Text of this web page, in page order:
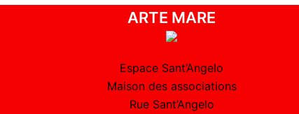
ARTE MARE
Espace Sant’Angelo
Maison des associations
Rue Sant’Angelo